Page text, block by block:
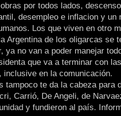
por todos lados,
desempleo e inflacion y un
Los que viven en otro
Argentina de los oligarcas se
ya no van a poder manejar
que va a terminar con
inclusive en la comunicación.
tampoco te da la cabeza para
Carrió, De Angeli, de
y fundieron al país.